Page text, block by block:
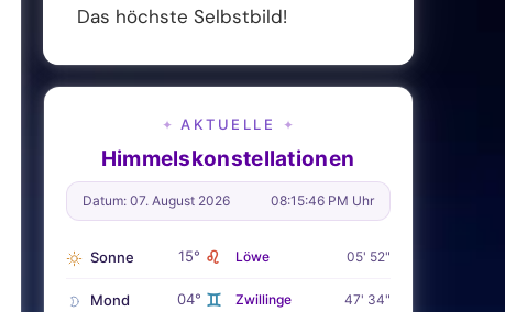
Das höchste Selbstbild!
✦ AKTUELLE ✦
Himmelskonstellationen
Datum: 07. August 2026 08:15:47 PM Uhr
Sonne 15° ♌ Löwe 05' 52"
Mond 04° ♊ Zwillinge 47' 34"